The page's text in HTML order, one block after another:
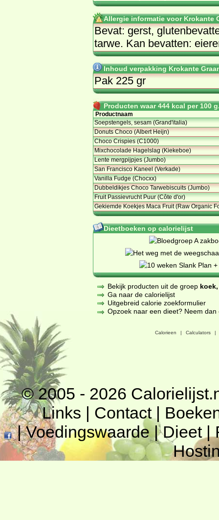
Allergie informatie voor Krokante
Bevat: gerst,
tarwe. Kan bevatten:
Inhoud verpakking Krokante
Pak 225 gr
Producten waar 444 kcal per 100
Productnaam
Soepstengels, sesam (Grand'italia)
Donuts Choco (Albert Heijn)
Choco Crispies (C1000)
Mixchocolade Hagelslag (Kiekeboe)
Lente mergpijpjes (Jumbo)
San Francisco Kaneel (Verkade)
Vanilla Fudge (Chocxx)
Dubbeldikjes Choco Tarwebiscuits (Jumbo)
Fruit Passievrucht Puur (Côte d'or)
Gekiemde Koekjes Maca Fruit (Raw Organic
Dieetboeken op calorielijst
Bekijk producten uit de groep
Ga naar de calorielijst
Uitgebreid calorie zoekformulier
Opzoek naar een dieet? Neem
Calorieen | Calculators |
© 2005 - 2026
Links | Contact|
|Voedingswaarde|Dieet|